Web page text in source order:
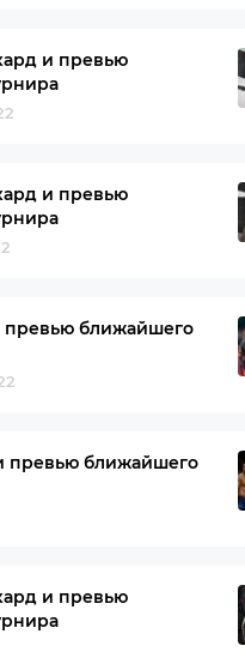
и превью
и превью
превью ближайшего
превью ближайшего
и превью